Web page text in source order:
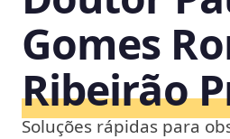
Gomes
Ribeirão
Soluções rápidas para